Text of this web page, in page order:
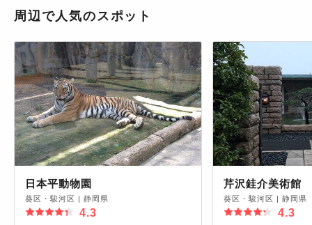
周辺で人気のスポット
日本平動物園
葵区・駿河区 | 静岡県
4.3
芹沢銈介美術館
葵区・駿河区 | 静岡県
4.3